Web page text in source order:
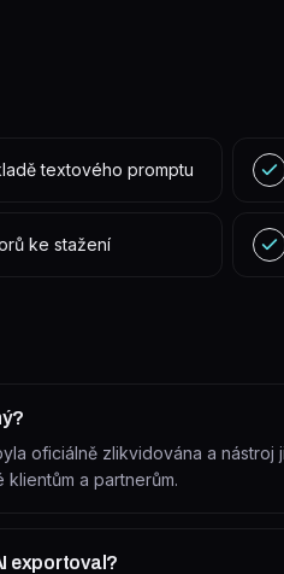
textového promptu
ke stažení
oficiálně zlikvidována a
a partnerům.
exportoval?